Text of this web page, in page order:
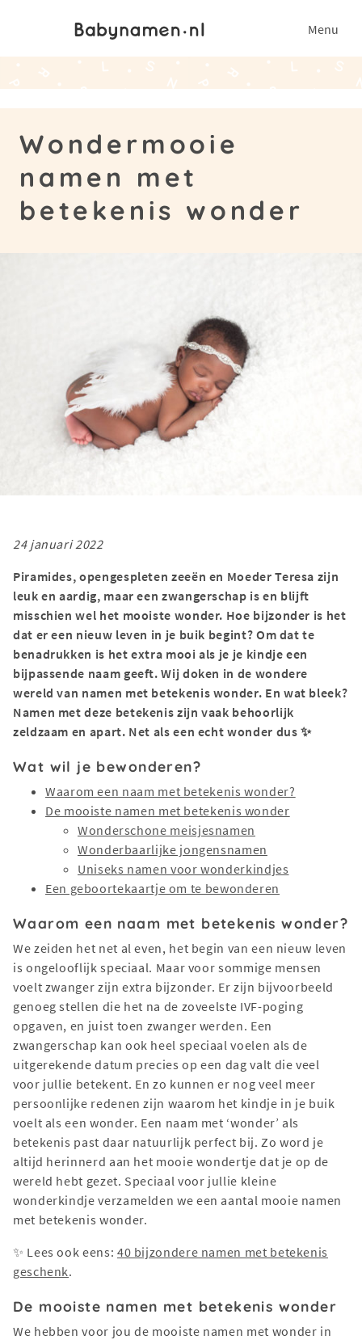
Menu
Wondermooie
namen met
betekenis wonder
24 januari 2022
Piramides, opengespleten zeeën en Moeder Teresa zijn
leuk en aardig, maar een zwangerschap is en blijft
misschien wel het mooiste wonder. Hoe bijzonder is het
dat er een nieuw leven in je buik begint? Om dat te
benadrukken is het extra mooi als je je kindje een
bijpassende naam geeft. Wij doken in de wondere
wereld van namen met betekenis wonder. En wat bleek?
Namen met deze betekenis zijn vaak behoorlijk
zeldzaam en apart. Net als een echt wonder dus ✨
Wat wil je bewonderen?
Waarom een naam met betekenis wonder?
De mooiste namen met betekenis wonder
Wonderschone meisjesnamen
Wonderbaarlijke jongensnamen
Uniseks namen voor wonderkindjes
Een geboortekaartje om te bewonderen
Waarom een naam met betekenis wonder?
We zeiden het net al even, het begin van een nieuw leven
is ongelooflijk speciaal. Maar voor sommige mensen
voelt zwanger zijn extra bijzonder. Er zijn bijvoorbeeld
genoeg stellen die het na de zoveelste IVF-poging
opgaven, en juist toen zwanger werden. Een
zwangerschap kan ook heel speciaal voelen als de
uitgerekende datum precies op een dag valt die veel
voor jullie betekent. En zo kunnen er nog veel meer
persoonlijke redenen zijn waarom het kindje in je buik
voelt als een wonder. Een naam met ‘wonder’ als
betekenis past daar natuurlijk perfect bij. Zo word je
altijd herinnerd aan het mooie wondertje dat je op de
wereld hebt gezet. Speciaal voor jullie kleine
wonderkindje verzamelden we een aantal mooie namen
met betekenis wonder.
✨ Lees ook eens: 40 bijzondere namen met betekenis
geschenk.
De mooiste namen met betekenis wonder
We hebben voor jou de mooiste namen met wonder in